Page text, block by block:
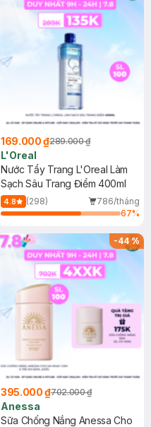
169.000 ₫289.000 ₫
L'Oreal
Nước Tẩy Trang L'Oreal Làm
Sạch Sâu Trang Điểm 400ml
4.8 (298)
786/tháng
67%
-44%
395.000 ₫702.000 ₫
Anessa
Sữa Chống Nắng Anessa Cho